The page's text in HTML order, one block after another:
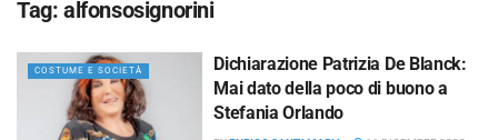
Tag: alfonsosignorini
COSTUME E SOCIETÀ
Dichiarazione Patrizia De Blanck:
Mai dato della poco di buono a
Stefania Orlando